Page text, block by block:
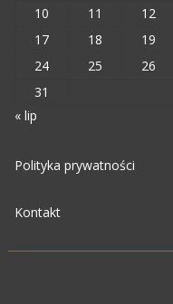
10
11 12
17
18 19
24
25 26
31
« lip
Polityka prywatności
Kontakt